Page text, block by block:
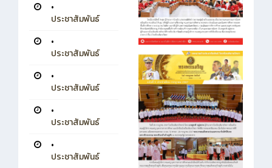
•
ประชาสัมพันธ์
•
ประชาสัมพันธ์
•
ประชาสัมพันธ์
•
ประชาสัมพันธ์
•
ประชาสัมพันธ์